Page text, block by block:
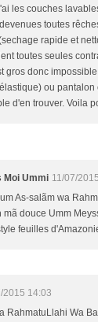
les couches
toutes
rapide et
toutes seules
gros donc
ou
d'en trouver. Voila
Moi Ummi 11/07/
As-salãm wa
mã douce Umm
feuilles
2015 14:03
RahmatuLlahi Wa